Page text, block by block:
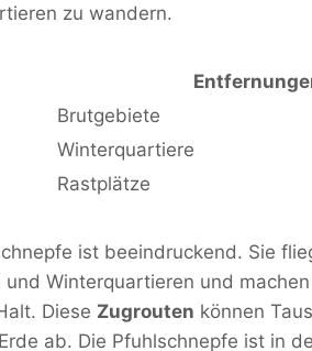
zu wandern.
Brutgebiete
Winterquartiere
Rastplätze
ist beeindruckend. Sie
Winterquartieren und
Diese Zugrouten können
ab. Die Pfuhlschnepfe ist in